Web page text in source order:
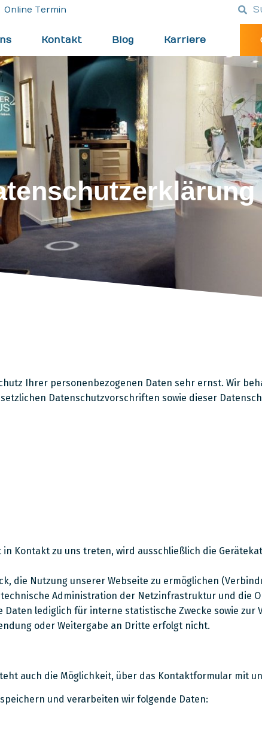
Online Termin
Kontakt Blog Karriere
Ihrer personenbezogenen Daten sehr ernst. Wir
Datenschutzvorschriften sowie dieser
Kontakt zu uns treten, wird ausschließlich die
die Nutzung unserer Webseite zu ermöglichen
Administration der Netzinfrastruktur und die
lediglich für interne statistische Zwecke sowie zur
oder Weitergabe an Dritte erfolgt nicht.
auch die Möglichkeit, über das Kontaktformular mit
und verarbeiten wir folgende Daten: